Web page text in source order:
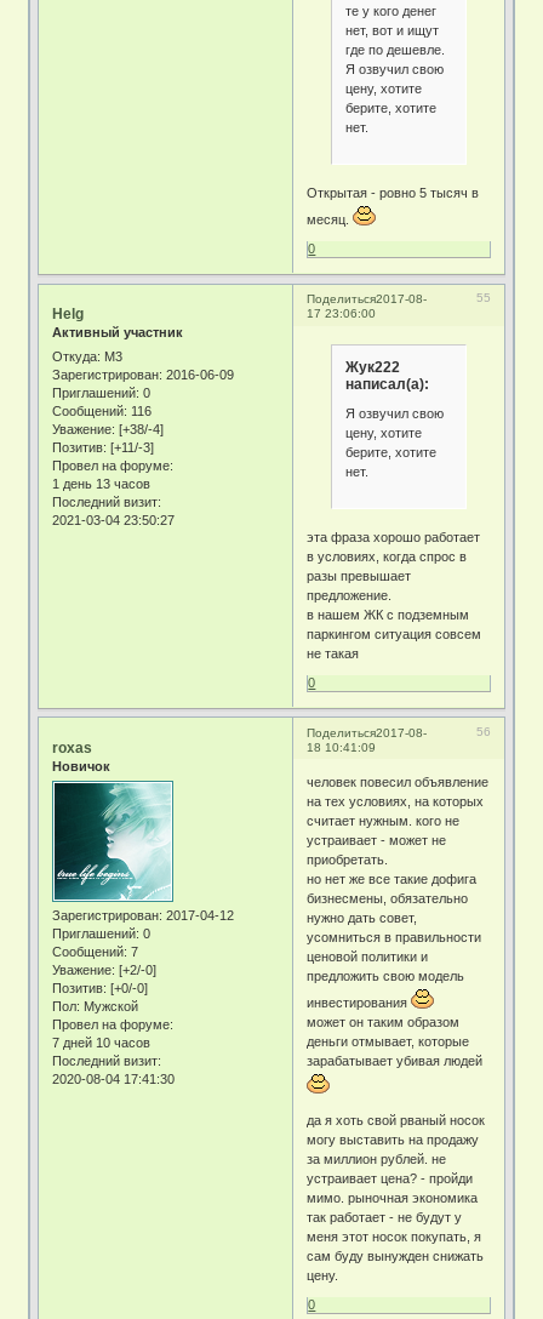
те у кого денег
нет, вот и ищут
где по дешевле.
Я озвучил свою
цену, хотите
берите, хотите
нет.
Открытая - ровно 5 тысяч в
месяц.
0
Поделиться 55
2017-08-
17 23:06:00
Helg
Активный участник
Откуда: М3
Зарегистрирован: 2016-06-09
Приглашений: 0
Сообщений: 116
Уважение: [+38/-4]
Позитив: [+11/-3]
Провел на форуме:
1 день 13 часов
Последний визит:
2021-03-04 23:50:27
Жук222
написал(а):
Я озвучил свою
цену, хотите
берите, хотите
нет.
эта фраза хорошо работает
в условиях, когда спрос в
разы превышает
предложение.
в нашем ЖК с подземным
паркингом ситуация совсем
не такая
0
Поделиться 56
2017-08-
18 10:41:09
roxas
Новичок
Зарегистрирован: 2017-04-12
Приглашений: 0
Сообщений: 7
Уважение: [+2/-0]
Позитив: [+0/-0]
Пол: Мужской
Провел на форуме:
7 дней 10 часов
Последний визит:
2020-08-04 17:41:30
человек повесил объявление
на тех условиях, на которых
считает нужным. кого не
устраивает - может не
приобретать.
но нет же все такие дофига
бизнесмены, обязательно
нужно дать совет,
усомниться в правильности
ценовой политики и
предложить свою модель
инвестирования
может он таким образом
деньги отмывает, которые
зарабатывает убивая людей
да я хоть свой рваный носок
могу выставить на продажу
за миллион рублей. не
устраивает цена? - пройди
мимо. рыночная экономика
так работает - не будут у
меня этот носок покупать, я
сам буду вынужден снижать
цену.
0